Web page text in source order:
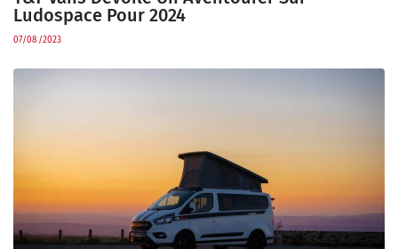
Ludospace Pour 2024
07/08/2023